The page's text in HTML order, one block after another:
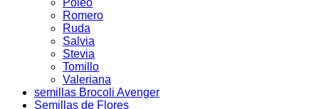
Poleo
Romero
Ruda
Salvia
Stevia
Tomillo
Valeriana
semillas Brocoli Avenger
Semillas de Flores